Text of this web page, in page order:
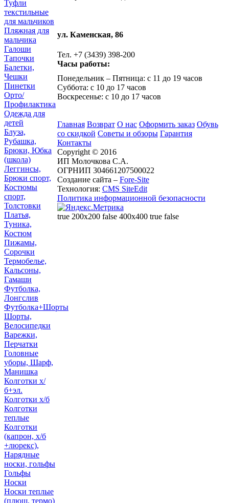
Туфли
текстильные
для мальчиков
Пляжная для
мальчика
Галоши
Тапочки
Балетки,
Чешки
Пинетки
Орто/
Профилактика
Одежда для
детей
Блуза,
Рубашка,
Брюки, Юбка
(школа)
Леггинсы,
Брюки спорт,
Костюмы
спорт,
Толстовки
Платья,
Туника,
Костюм
Пижамы,
Сорочки
Термобелье,
Кальсоны,
Гамаши
Футболка,
Лонгслив
Футболка+Шорты
Шорты,
Велосипедки
Варежки,
Перчатки
Головные
уборы, Шарф,
Манишка
Колготки х/
б+эл.
Колготки х/б
Колготки
теплые
Колготки
(капрон, х/б
+люрекс),
Нарядные
носки, гольфы
Гольфы
Носки
Носки теплые
(плюш, термо)
ул. Каменская, 86
Тел. +7 (3439) 398-200
Часы работы:
Понедельник – Пятница: с 11 до 19 часов
Суббота: с 10 до 17 часов
Воскресенье: с 10 до 17 часов
Главная Возврат О нас Оформить заказ Обувь
со скидкой Советы и обзоры Гарантия
Контакты
Copyright © 2016
ИП Молочкова С.А.
ОГРНИП 304661207500022
Создание сайта – Fore-Site
Технология: CMS SiteEdit
Политика информационной безопасности
true 200x200 false 400x400 true false